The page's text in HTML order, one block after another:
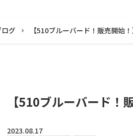
ログ
【510ブルーバード！販売開始
【510ブルーバード
2023.08.17